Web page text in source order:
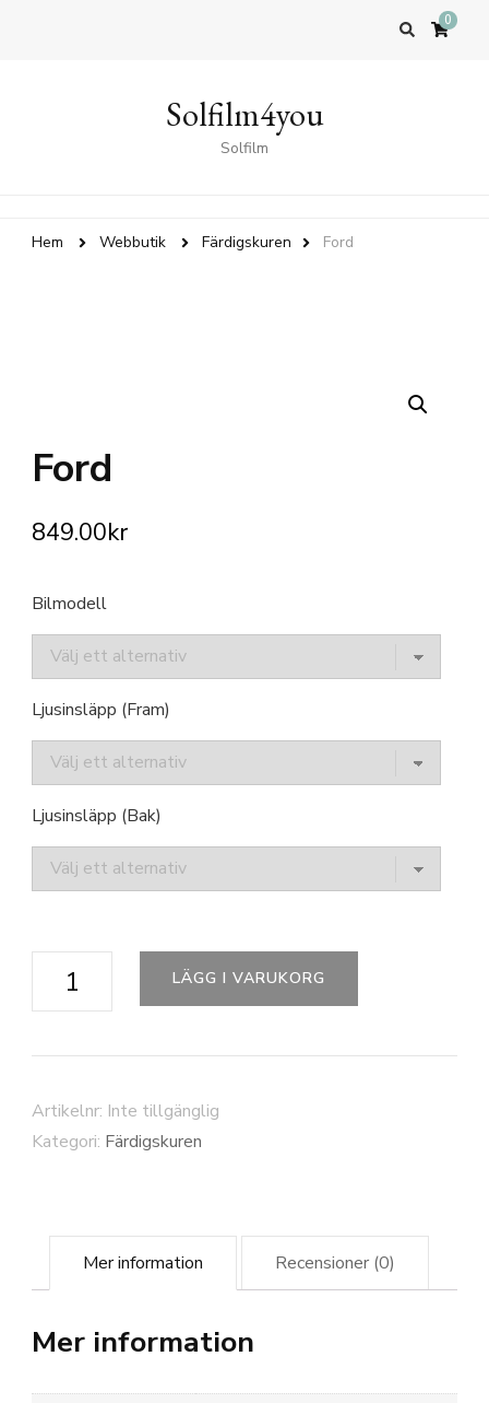
0
Solfilm4you
Solfilm
Hem Webbutik Färdigskuren Ford
Ford
849.00kr
Bilmodell
Ljusinsläpp (Fram)
Ljusinsläpp (Bak)
Ford
LÄGG I VARUKORG
Artikelnr: Inte tillgänglig
Kategori: Färdigskuren
Mer information Recensioner (0)
Mer information